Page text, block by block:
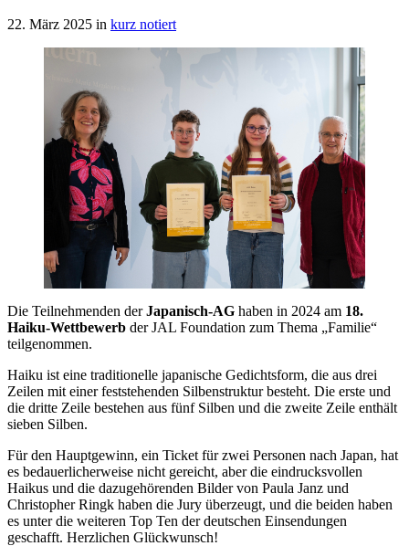
22. März 2025 in kurz notiert
Die Teilnehmenden derJapanisch-AG haben in 2024 am 18.
Haiku-Wettbewerb der JAL Foundation zum Thema „Familie“
teilgenommen.
Haiku ist eine traditionelle japanische Gedichtsform, die aus drei
Zeilen mit einer feststehenden Silbenstruktur besteht. Die erste und
die dritte Zeile bestehen aus fünf Silben und die zweite Zeile enthält
sieben Silben.
Für den Hauptgewinn, ein Ticket für zwei Personen nach Japan, hat
es bedauerlicherweise nicht gereicht, aber die eindrucksvollen
Haikus und die dazugehörenden Bilder von Paula Janz und
Christopher Ringk haben die Jury überzeugt, und die beiden haben
es unter die weiteren Top Ten der deutschen Einsendungen
geschafft. Herzlichen Glückwunsch!